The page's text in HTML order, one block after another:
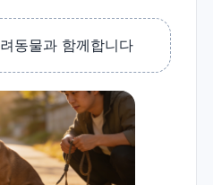
동물과 함께합니다